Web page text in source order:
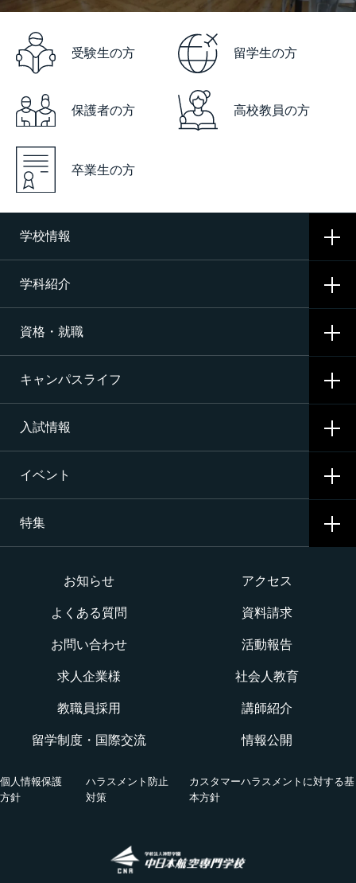
受験生の方 留学生の方
保護者の方 高校教員の方
卒業生の方
学校情報
学校概要
沿革
施設・設備
学科紹介
CNAの3つの学科
航空整備科
エアライン（ANA・JAL）整備士養成コース
二等航空整備士コース［ヘリコプタータービン専攻］
構造整備・製造コース
エアポートサービス科
グランドハンドリングコース
国際グランドハンドリング科
資格・就職
資格サポート・めざす資格
就職サポート・内定先
就職活動
キャンパスライフ
学校生活
寮生活
入試情報
入試要項・出願・会場
学費・奨学金・教育ローン
イベント
イベント一覧
イベントカレンダー
オープンキャンパス
航空教室
オンライン相談会
特集
大学か専門学校か
航空整備士になるには？
授業を動画チェック
活躍する卒業生
お知らせ アクセス
よくある質問 資料請求
お問い合わせ 活動報告
求人企業様 社会人教育
教職員採用 講師紹介
留学制度・国際交流 情報公開
個人情報保護
方針
ハラスメント防止
対策
カスタマーハラスメントに対する基
本方針